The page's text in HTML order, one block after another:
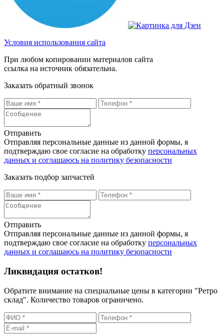
Условия использования сайта
При любом копировании материалов сайта
ссылка на источник обязательна.
Заказать обратный звонок
Отправить
Отправляя персональные данные из данной формы, я
подтверждаю свое согласие на обработку персональных
данных и соглашаюсь на политику безопасности
Заказать подбор запчастей
Отправить
Отправляя персональные данные из данной формы, я
подтверждаю свое согласие на обработку персональных
данных и соглашаюсь на политику безопасности
Ликвидация остатков!
Обратите внимание на специальные цены в категории "Ретро
склад". Количество товаров ограничено.